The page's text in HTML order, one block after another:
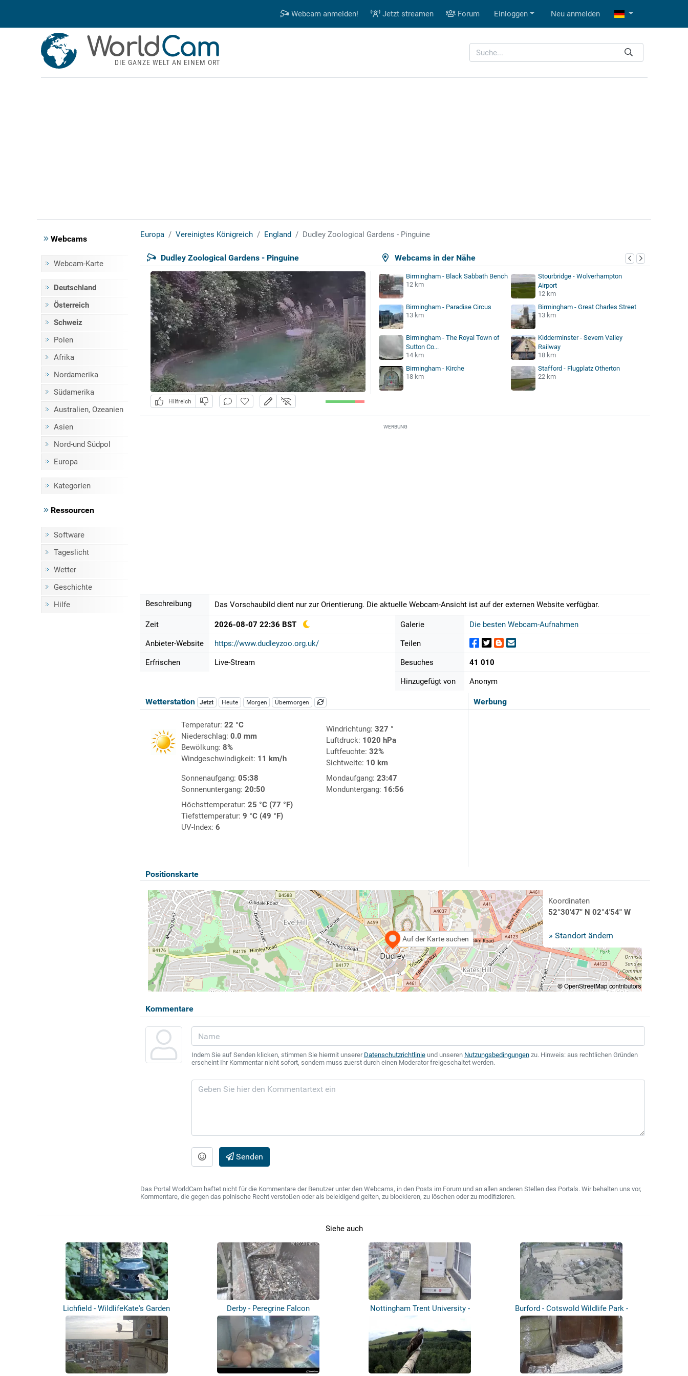
Webcam anmelden! Jetzt streamen Forum Einloggen Neu anmelden
WorldCam
DIE GANZE WELT AN EINEM ORT
Webcams
Webcam-Karte
Deutschland
Österreich
Schweiz
Polen
Afrika
Nordamerika
Südamerika
Australien, Ozeanien
Asien
Nord-und Südpol
Europa
Kategorien
Ressourcen
Software
Tageslicht
Wetter
Geschichte
Hilfe
Europa Vereinigtes Königreich England Dudley Zoological Gardens - Pinguine
Webcams in der Nähe
Dudley Zoological Gardens - Pinguine
Hilfreich
Birmingham - Black Sabbath Bench
12 km
Stourbridge - Wolverhampton
Airport
12 km
Birmingham - Paradise Circus
13 km
Birmingham - Great Charles Street
13 km
Birmingham - The Royal Town of
Sutton Co...
14 km
Kidderminster - Severn Valley
Railway
18 km
Birmingham - Kirche
18 km
Stafford - Flugplatz Otherton
22 km
WERBUNG
Beschreibung Das Vorschaubild dient nur zur Orientierung. Die aktuelle Webcam-Ansicht ist auf der externen Website verfügbar.
Zeit 2026-08-07 22:36 BST
Anbieter-Website https://www.dudleyzoo.org.uk/
Erfrischen Live-Stream
Galerie Die besten Webcam-Aufnahmen
Teilen
Besuches 41 010
Hinzugefügt von Anonym
Werbung
Wetterstation Jetzt Heute Morgen Übermorgen
Temperatur: 22 °C
Niederschlag: 0.0 mm
Bewölkung: 8%
Windgeschwindigkeit: 11 km/h
Windrichtung: 327 °
Luftdruck: 1020 hPa
Luftfeuchte: 32%
Sichtweite: 10 km
Sonnenaufgang: 05:38
Sonnenuntergang: 20:50
Mondaufgang: 23:47
Monduntergang: 16:56
Höchsttemperatur: 25 °C (77 °F)
Tiefsttemperatur: 9 °C (49 °F)
UV-Index: 6
Positionskarte
Auf der Karte suchen
Koordinaten
52°30'47" N 02°4'54" W
» Standort ändern
Kommentare
Indem Sie auf Senden klicken, stimmen Sie hiermit unserer Datenschutzrichtlinieund unseren Nutzungsbedingungenzu. Hinweis: aus rechtlichen Gründen
erscheint Ihr Kommentar nicht sofort, sondern muss zuerst durch einen Moderator freigeschaltet werden.
Senden
Das Portal WorldCam haftet nicht für die Kommentare der Benutzer unter den Webcams, in den Posts im Forum und an allen anderen Stellen des Portals. Wir behalten uns vor,
Kommentare, die gegen das polnische Recht verstoßen oder als beleidigend gelten, zu blockieren, zu löschen oder zu modifizieren.
Siehe auch
Lichfield - WildlifeKate's Garden Derby - Peregrine Falcon
Nottingham Trent University -
Wanderfalk...
Burford - Cotswold Wildlife Park -
Meerk...